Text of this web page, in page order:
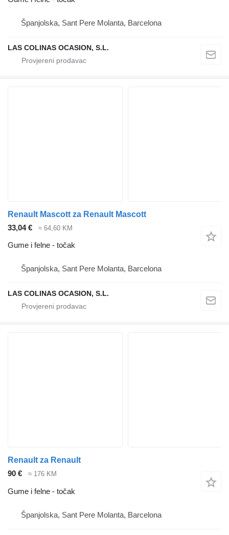
Španjolska, Sant Pere Molanta, Barcelona
LAS COLINAS OCASION, S.L.
Renault Mascott za Renault Mascott
33,04 €
≈ 64,60 KM
Gume i felne - točak
Španjolska, Sant Pere Molanta, Barcelona
LAS COLINAS OCASION, S.L.
Renault za Renault
90 €
≈ 176 KM
Gume i felne - točak
Španjolska, Sant Pere Molanta, Barcelona